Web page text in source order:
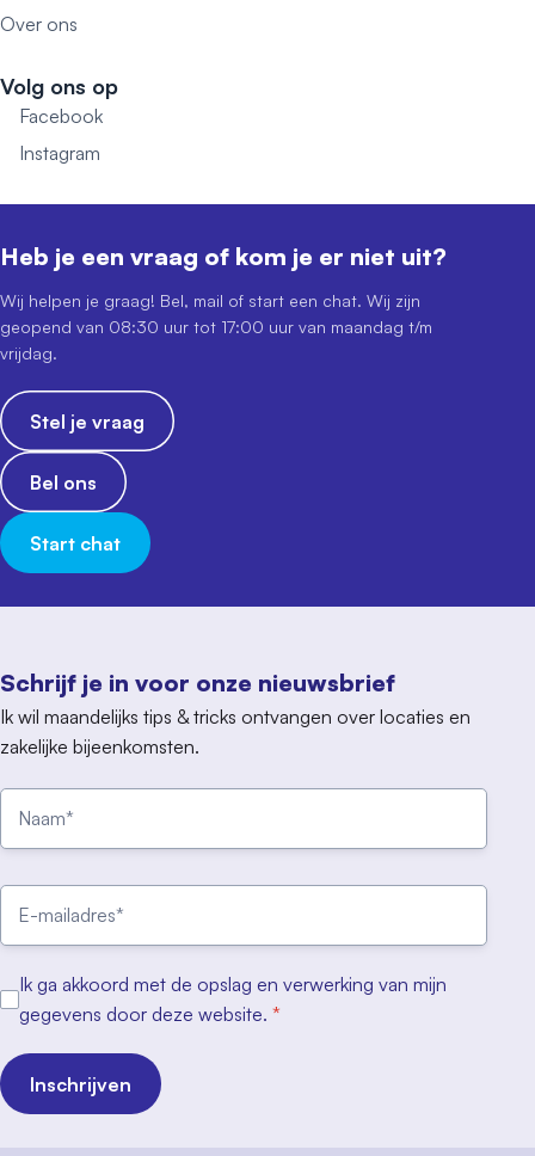
Over ons
Volg ons op
Facebook
Instagram
Schrijf je in voor onze nieuwsbrief
Ik wil maandelijks tips & tricks ontvangen over locaties en
zakelijke bijeenkomsten.
Ik ga akkoord met de opslag en verwerking van mijn
gegevens door deze website. *
Inschrijven
Heb je een vraag of kom je er niet uit?
Wij helpen je graag! Bel, mail of start een chat. Wij zijn
geopend van 08:30 uur tot 17:00 uur van maandag t/m
vrijdag.
Stel je vraag
Bel ons
Start chat